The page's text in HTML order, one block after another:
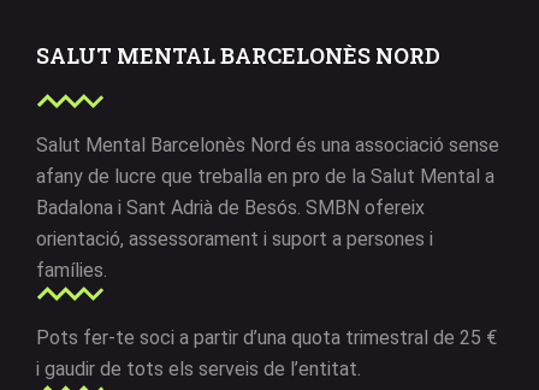
SALUT MENTAL BARCELONÈS NORD
Salut Mental Barcelonès Nord és una associació sense
afany de lucre que treballa en pro de la Salut Mental a
Badalona i Sant Adrià de Besós. SMBN ofereix
orientació, assessorament i suport a persones i
famílies.
Pots fer-te soci a partir d’una quota trimestral de 25 €
i gaudir de tots els serveis de l’entitat.